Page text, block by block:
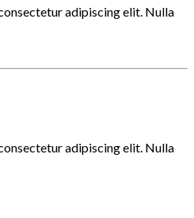
adipiscing elit. Nulla
adipiscing elit. Nulla